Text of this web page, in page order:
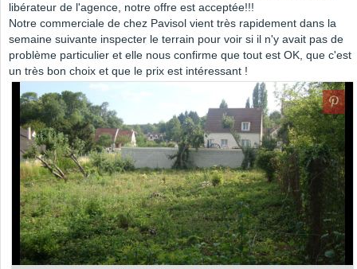
libérateur de l'agence, notre offre est acceptée!!!
Notre commerciale de chez Pavisol vient très rapidement dans la
semaine suivante inspecter le terrain pour voir si il n'y avait pas de
problème particulier et elle nous confirme que tout est OK, que c'est
un très bon choix et que le prix est intéressant !